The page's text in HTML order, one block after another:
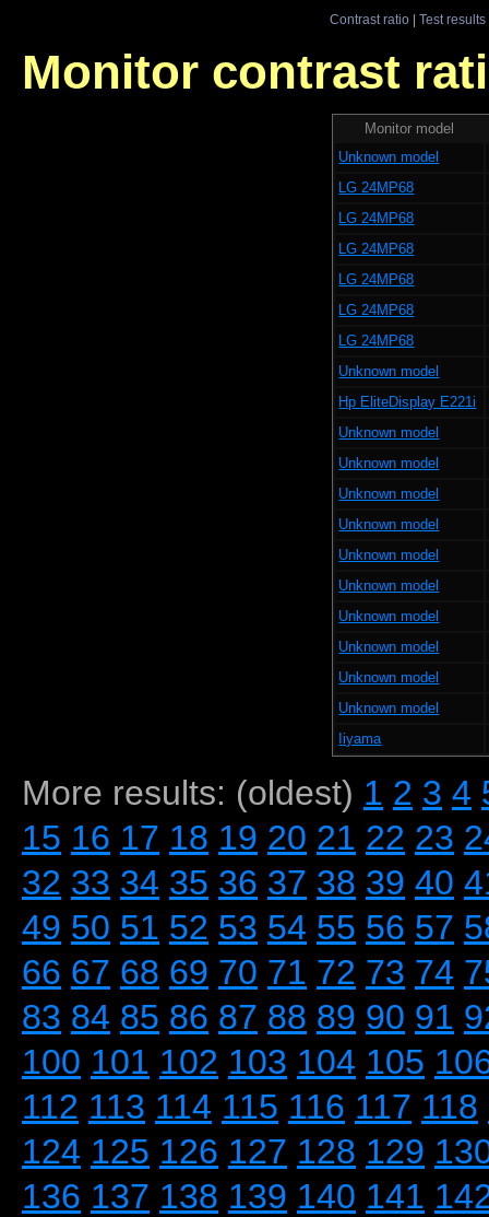
Contrast ratio| Test results
Monitor contrast
Monitor model
Unknown model
LG 24MP68
LG 24MP68
LG 24MP68
LG 24MP68
LG 24MP68
LG 24MP68
Unknown model
Hp EliteDisplay E221i
Unknown model
Unknown model
Unknown model
Unknown model
Unknown model
Unknown model
Unknown model
Unknown model
Unknown model
Unknown model
Iiyama
More results: (oldest) 1 2 3 4
15 16 17 18 19 20 21 22 23
32 33 34 35 36 37 38 39 40
49 50 51 52 53 54 55 56 57
66 67 68 69 70 71 72 73 74
83 84 85 86 87 88 89 90 91
100 101 102 103 104 105
112 113 114 115 116 117 118
124 125 126 127 128 129
136 137 138 139 140 141